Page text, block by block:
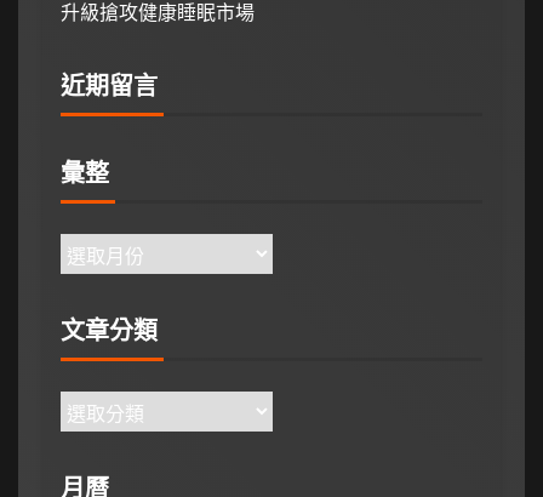
升級搶攻健康睡眠市場
近期留言
彙整
文章分類
月曆